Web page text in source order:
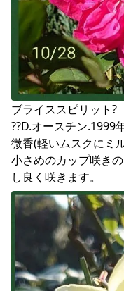
ブライススピリット?
??D.オースチン.1999
微香(軽いムスクにミ
小さめのカップ咲き
し良く咲きます。